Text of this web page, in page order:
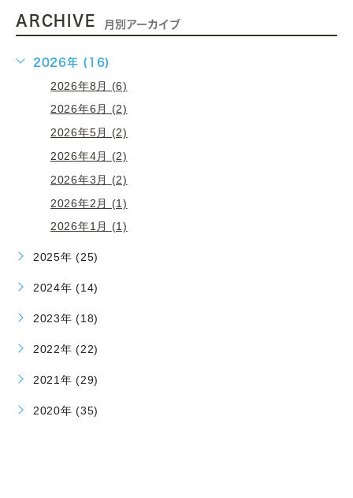
ARCHIVE 月別アーカイブ
2026年 (16)
2026年8月 (6)
2026年6月 (2)
2026年5月 (2)
2026年4月 (2)
2026年3月 (2)
2026年2月 (1)
2026年1月 (1)
2025年 (25)
2024年 (14)
2023年 (18)
2022年 (22)
2021年 (29)
2020年 (35)